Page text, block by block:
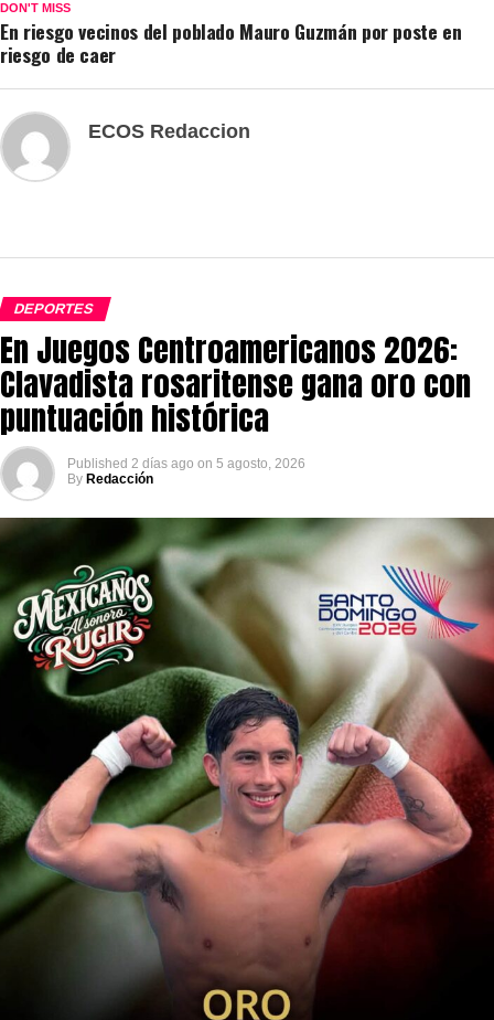
DON'T MISS
En riesgo vecinos del poblado Mauro Guzmán por poste en
riesgo de caer
ECOS Redaccion
DEPORTES
En Juegos Centroamericanos 2026:
Clavadista rosaritense gana oro con
puntuación histórica
Published 2 días ago on 5 agosto, 2026
By Redacción